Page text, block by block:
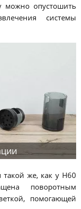
можно опустошить
системы
такой же, как у H60
поворотным
помогающей